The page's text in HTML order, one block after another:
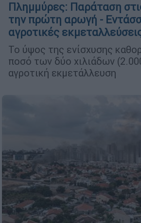
Πλημμύρες: Παράταση
την πρώτη αρωγή -
αγροτικές
Το ύψος της ενίσχυσης
ποσό των δύο χιλιάδων
αγροτική εκμετάλλευση